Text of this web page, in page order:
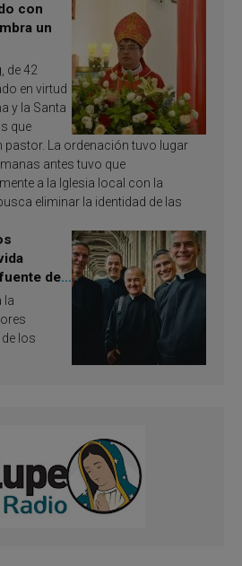
con
un
de 42
en virtud
y la Santa
que
pastor. La ordenación tuvo lugar
antes tuvo que
a la Iglesia local con la
eliminar la identidad de las
de
la
los